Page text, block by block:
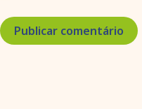
Publicar comentário